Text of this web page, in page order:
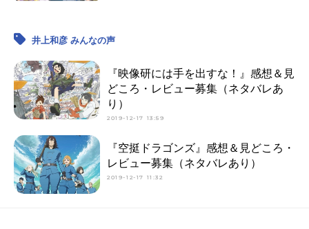
井上和彦 みんなの声
『映像研には手を出すな！』感想＆見
どころ・レビュー募集（ネタバレあ
り）
2019-12-17 13:59
『空挺ドラゴンズ』感想＆見どころ・
レビュー募集（ネタバレあり）
2019-12-17 11:32